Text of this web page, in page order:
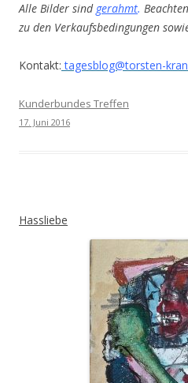
Alle Bilder sind gerahmt.
zu den Verkaufsbedingungen
Kontakt: tagesblog@torsten-
Kunderbundes Treffen
17. Juni 2016
Hassliebe